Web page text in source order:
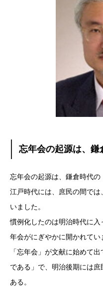
忘年会の起源は、鎌
忘年会の起源は、鎌倉時代の
江戸時代には、庶民の間で
いました。
慣例化したのは明治時代に
年会がにぎやかに開かれてい
「忘年会」が文献に始めて
である」で、明治後期には
ある。